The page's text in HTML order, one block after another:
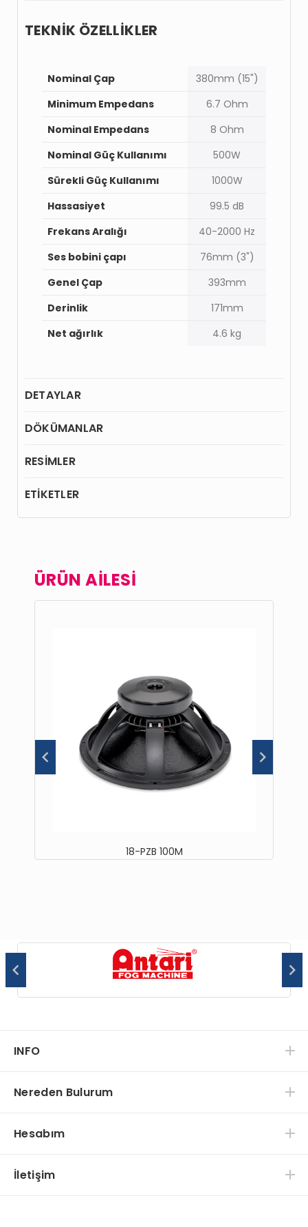
TEKNİK ÖZELLİKLER
Nominal Çap
380mm (15")
Minimum Empedans
6.7 Ohm
Nominal Empedans
8 Ohm
Nominal Güç Kullanımı
500W
Sürekli Güç Kullanımı
1000W
Hassasiyet
99.5 dB
Frekans Aralığı
40-2000 Hz
Ses bobini çapı
76mm (3")
Genel Çap
393mm
Derinlik
171mm
Net ağırlık
4.6 kg
DETAYLAR
DÖKÜMANLAR
RESİMLER
ETİKETLER
ÜRÜN AİLESİ
18-PZB 100M
INFO
Nereden Bulurum
Hesabım
İletişim